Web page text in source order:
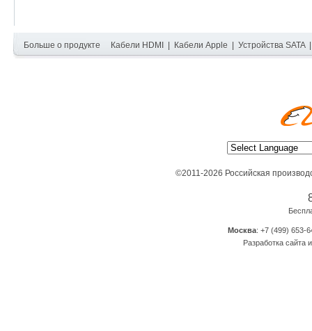
Больше о продукте Кабели HDMI| Кабели Apple | Устройства SATA
©2011-2026 Российская
Москва: +7 (499) 653-
Разработка сайта